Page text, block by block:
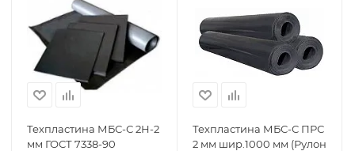
Техпластина МБС-С 2Н-2
мм ГОСТ 7338-90
Техпластина МБС-С ПРС
2 мм шир.1000 мм (Рулон